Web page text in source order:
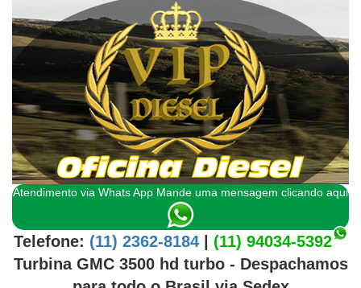
Atendimento via Whats App Mande uma mensagem clicando aqui
Telefone: (11) 2362-8184| (11) 94034-5392
Turbina GMC 3500 hd turbo - Despachamos